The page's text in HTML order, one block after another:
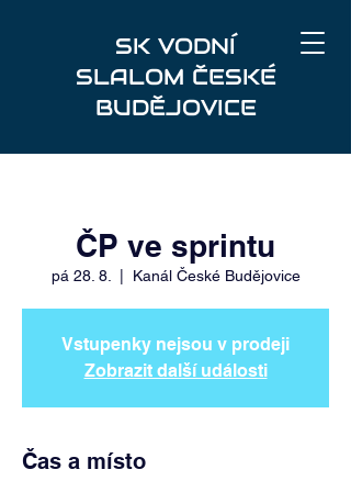
SK VODNÍ
SLALOM ČESKÉ
BUDĚJOVICE
ČP ve sprintu
pá 28. 8. Kanál České Budějovice
Vstupenky nejsou v prodeji
Zobrazit další události
Čas a místo